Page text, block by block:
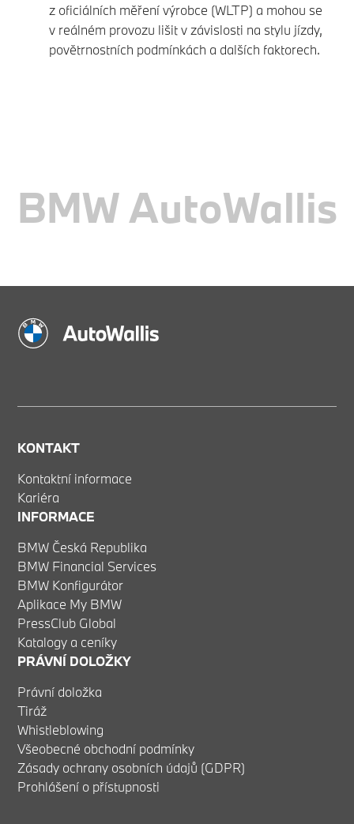
z oficiálních měření výrobce (WLTP) a mohou se
v reálném provozu lišit v závislosti na stylu jízdy,
povětrnostních podmínkách a dalších faktorech.
BMW AutoWallis
KONTAKT
Kontaktní informace
Kariéra
INFORMACE
BMW Česká Republika
BMW Financial Services
BMW Konfigurátor
Aplikace My BMW
PressClub Global
Katalogy a ceníky
PRÁVNÍ DOLOŽKY
Právní doložka
Tiráž
Whistleblowing
Všeobecné obchodní podmínky
Zásady ochrany osobních údajů (GDPR)
Prohlášení o přístupnosti